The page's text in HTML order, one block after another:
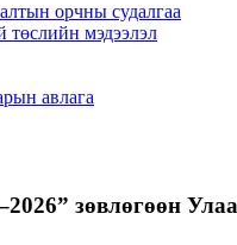
орчны судалгаа
төслийн мэдээлэл
авлага
зөвлөгөөн